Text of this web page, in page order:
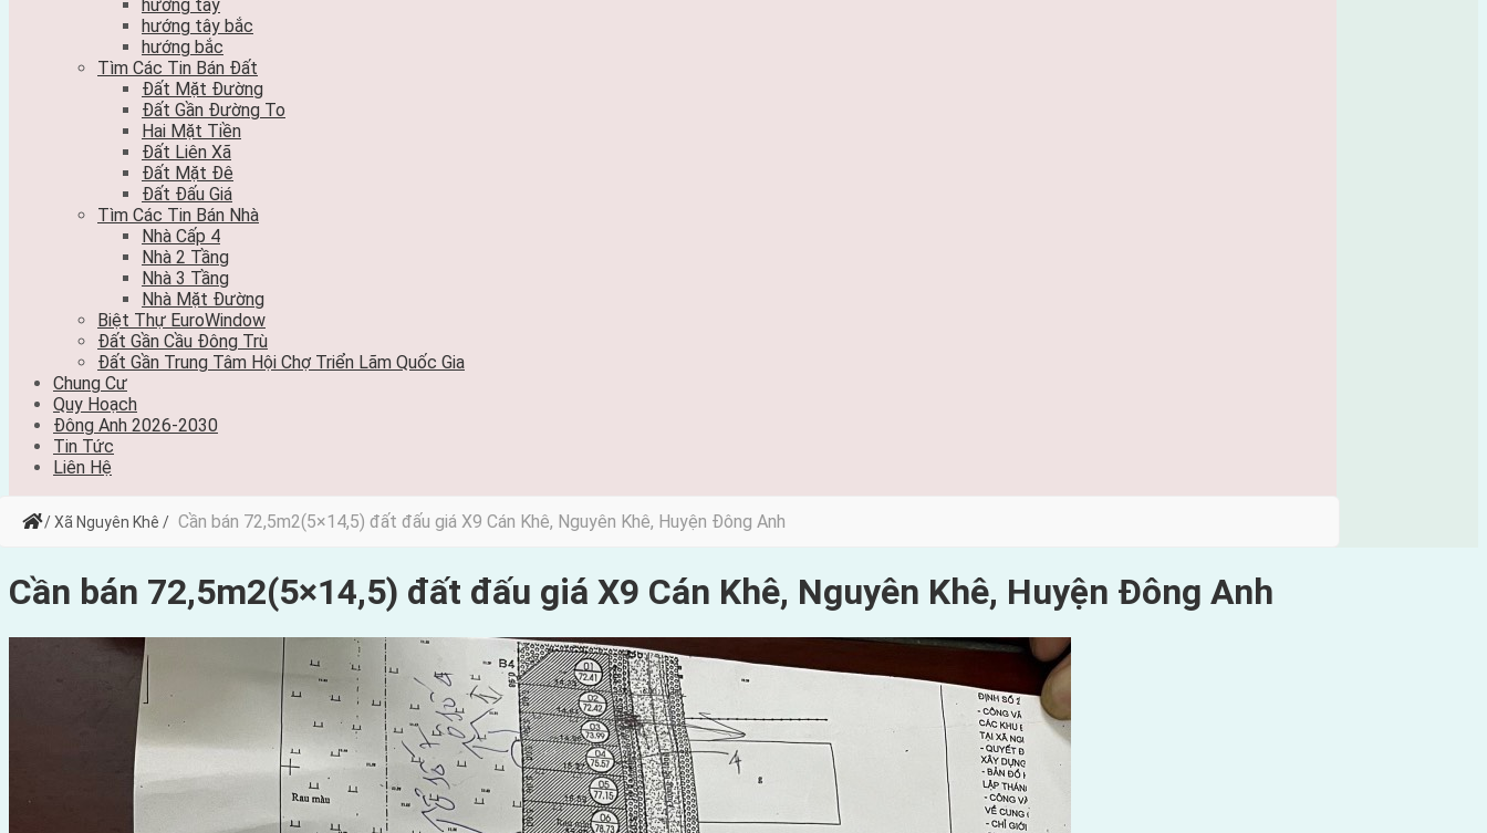
hướng tây
hướng tây bắc
hướng bắc
Tìm Các Tin Bán Đất
Đất Mặt Đường
Đất Gần Đường To
Hai Mặt Tiền
Đất Liên Xã
Đất Mặt Đê
Đất Đấu Giá
Tìm Các Tin Bán Nhà
Nhà Cấp 4
Nhà 2 Tầng
Nhà 3 Tầng
Nhà Mặt Đường
Biệt Thự EuroWindow
Đất Gần Cầu Đông Trù
Đất Gần Trung Tâm Hội Chợ Triển Lãm Quốc Gia
Chung Cư
Quy Hoạch
Đông Anh 2026-2030
Tin Tức
Liên Hệ
/ Xã Nguyên Khê / Cần bán 72,5m2(5×14,5) đất đấu giá X9 Cán Khê, Nguyên Khê, Huyện Đông Anh
Cần bán 72,5m2(5×14,5) đất đấu giá X9 Cán Khê, Nguyên Khê, Huyện Đông Anh